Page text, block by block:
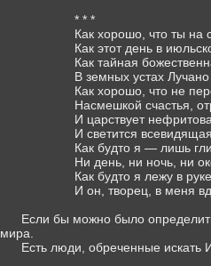
* * *
Как хорошо, что ты на
Как этот день в
Как тайная
В земных устах
Как хорошо, что не
Насмешкой счастья,
И царствует
И светится
Как будто я — лишь
Ни день, ни ночь, ни
Как будто я лежу в
И он, творец, в меня
Если бы можно было
мира.
Есть люди, обреченные искать